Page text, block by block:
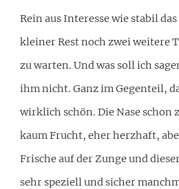
Rein aus Interesse wie stabil
kleiner Rest noch zwei weitere
zu warten. Und was soll ich
ihm nicht. Ganz im Gegenteil,
wirklich schön. Die Nase schon
kaum Frucht, eher herzhaft,
Frische auf der Zunge und
sehr speziell und sicher